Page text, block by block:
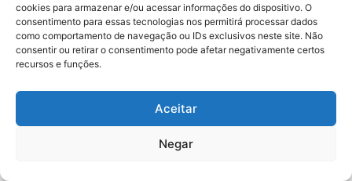
cookies para armazenar e/ou acessar informações do dispositivo. O
consentimento para essas tecnologias nos permitirá processar dados
como comportamento de navegação ou IDs exclusivos neste site. Não
consentir ou retirar o consentimento pode afetar negativamente certos
recursos e funções.
Aceitar
Negar
Economia: Beneficiários com NIS
de final 7 recebem Bolsa Família